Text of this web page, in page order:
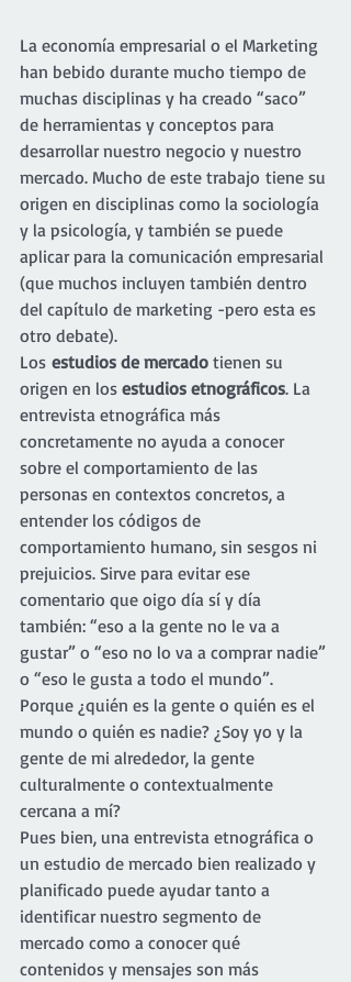
La economía empresarial o el Marketing
han bebido durante mucho tiempo de
muchas disciplinas y ha creado “saco”
de herramientas y conceptos para
desarrollar nuestro negocio y nuestro
mercado. Mucho de este trabajo tiene su
origen en disciplinas como la sociología
y la psicología, y también se puede
aplicar para la comunicación empresarial
(que muchos incluyen también dentro
del capítulo de marketing -pero esta es
otro debate).
Los estudios de mercado tienen su
origen en los estudios etnográficos. La
entrevista etnográfica más
concretamente no ayuda a conocer
sobre el comportamiento de las
personas en contextos concretos, a
entender los códigos de
comportamiento humano, sin sesgos ni
prejuicios. Sirve para evitar ese
comentario que oigo día sí y día
también: “eso a la gente no le va a
gustar” o “eso no lo va a comprar nadie”
o “eso le gusta a todo el mundo”.
Porque ¿quién es la gente o quién es el
mundo o quién es nadie? ¿Soy yo y la
gente de mi alrededor, la gente
culturalmente o contextualmente
cercana a mí?
Pues bien, una entrevista etnográfica o
un estudio de mercado bien realizado y
planificado puede ayudar tanto a
identificar nuestro segmento de
mercado como a conocer qué
contenidos y mensajes son más